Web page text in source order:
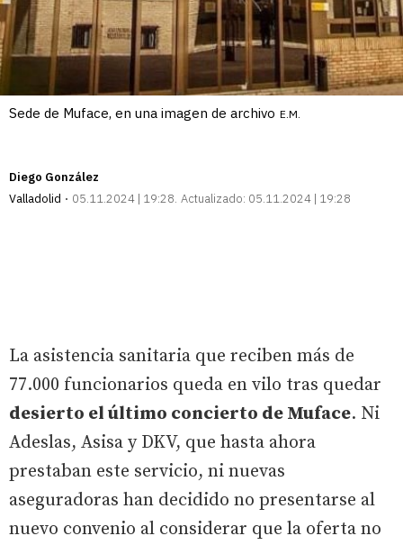
Sede de Muface, en una imagen de archivo E.M.
Diego González
Valladolid
05.11.2024 | 19:28 Actualizado: 05.11.2024 | 19:28
La asistencia sanitaria que reciben más de
77.000 funcionarios queda en vilo tras quedar
desierto el último concierto de Muface. Ni
Adeslas, Asisa y DKV, que hasta ahora
prestaban este servicio, ni nuevas
aseguradoras han decidido no presentarse al
nuevo convenio al considerar que la oferta no